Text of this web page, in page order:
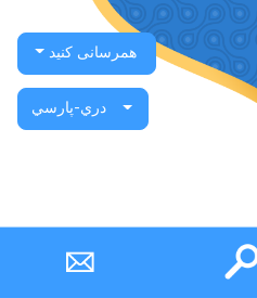
همرسانی کنید
دري-پارسي